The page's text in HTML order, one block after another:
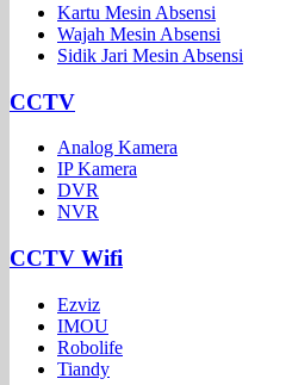
Kartu Mesin Absensi
Wajah Mesin Absensi
Sidik Jari Mesin Absensi
CCTV
Analog Kamera
IP Kamera
DVR
NVR
CCTV Wifi
Ezviz
IMOU
Robolife
Tiandy